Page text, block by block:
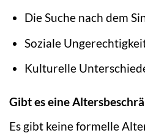
Die Suche nach dem
Soziale
Kulturelle
Gibt es eine
Es gibt keine formelle